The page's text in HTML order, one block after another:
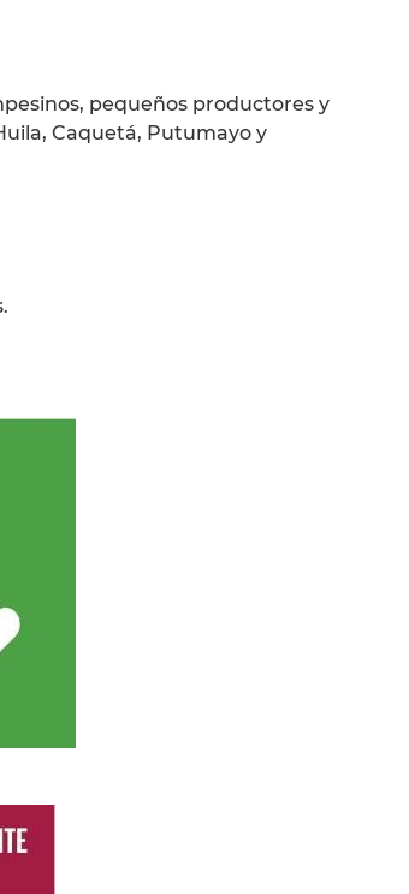
pequeños productores y
Caquetá, Putumayo y